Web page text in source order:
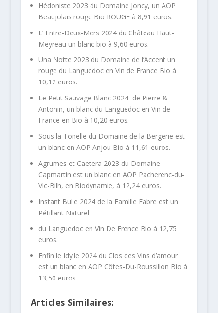
Hédoniste 2023 du Domaine Joncy, un AOP
Beaujolais rouge Bio ROUGE à 8,91 euros.
L’ Entre-Deux-Mers 2024 du Château Haut-
Meyreau un blanc bio à 9,60 euros.
Una Notte 2023 du Domaine de l’Accent un
rouge du Languedoc en Vin de France Bio à
10,12 euros.
Le Petit Sauvage Blanc 2024 de Pierre &
Antonin, un blanc du Languedoc en Vin de
France en Bio à 10,20 euros.
Sous la Tonelle du Domaine de la Bergerie est
un blanc en AOP Anjou Bio à 11,61 euros.
Agrumes et Caetera 2023 du Domaine
Capmartin est un blanc en AOP Pacherenc-du-
Vic-Bilh, en Biodynamie, à 12,24 euros.
Instant Bulle 2024 de la Famille Fabre est un
Pétillant Naturel
du Languedoc en Vin De Frence Bio à 12,75
euros.
Enfin le Idylle 2024 du Clos des Vins d’amour
est un blanc en AOP Côtes-Du-Roussillon Bio à
13,50 euros.
Articles Similaires: